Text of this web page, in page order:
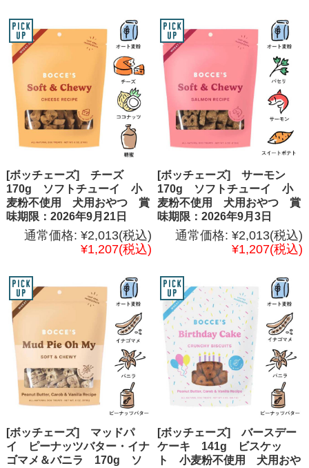
[ボッチェーズ] チーズ
170g ソフトチューイ 小
麦粉不使用 犬用おやつ 賞
味期限：2026年9月21日
通常価格: ¥2,013(税込)
¥1,207(税込)
[ボッチェーズ] サーモン
170g ソフトチューイ 小
麦粉不使用 犬用おやつ 賞
味期限：2026年9月3日
通常価格: ¥2,013(税込)
¥1,207(税込)
[ボッチェーズ] マッドパ
イ ピーナッツバター・イナ
ゴマメ＆バニラ 170g ソ
[ボッチェーズ] バースデー
ケーキ 141g ビスケッ
ト 小麦粉不使用 犬用おや